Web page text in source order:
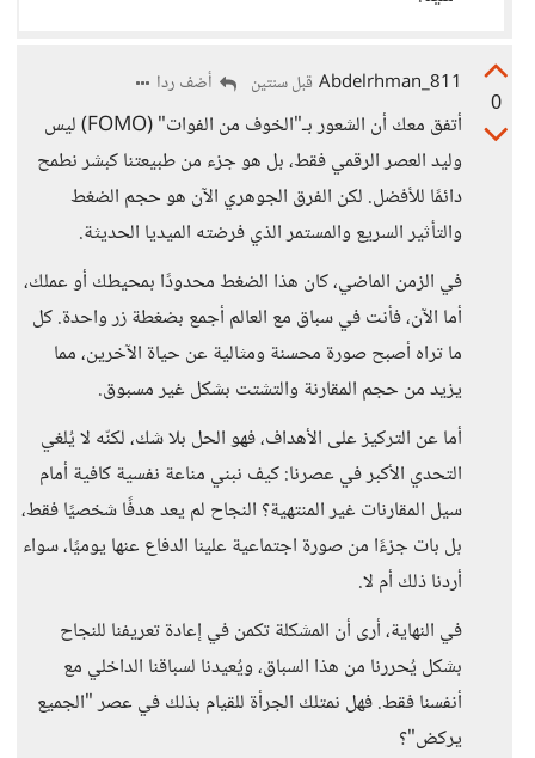
0
Abdelrhman_811 قبل سنتين أضف ردا
أتفق معك أن الشعور بـ"الخوف من الفوات" (FOMO) ليس
وليد العصر الرقمي فقط، بل هو جزء من طبيعتنا كبشر نطمح
دائمًا للأفضل. لكن الفرق الجوهري الآن هو حجم الضغط
والتأثير السريع والمستمر الذي فرضته الميديا الحديثة.
في الزمن الماضي، كان هذا الضغط محدودًا بمحيطك أو عملك،
أما الآن، فأنت في سباق مع العالم أجمع بضغطة زر واحدة. كل
ما تراه أصبح صورة محسنة ومثالية عن حياة الآخرين، مما
يزيد من حجم المقارنة والتشتت بشكل غير مسبوق.
أما عن التركيز على الأهداف، فهو الحل بلا شك، لكنّه لا يُلغي
التحدي الأكبر في عصرنا: كيف نبني مناعة نفسية كافية أمام
سيل المقارنات غير المنتهية؟ النجاح لم يعد هدفًا شخصيًا فقط،
بل بات جزءًا من صورة اجتماعية علينا الدفاع عنها يوميًا، سواء
أردنا ذلك أم لا.
في النهاية، أرى أن المشكلة تكمن في إعادة تعريفنا للنجاح
بشكل يُحررنا من هذا السباق، ويُعيدنا لسباقنا الداخلي مع
أنفسنا فقط. فهل نمتلك الجرأة للقيام بذلك في عصر "الجميع
يركض"؟